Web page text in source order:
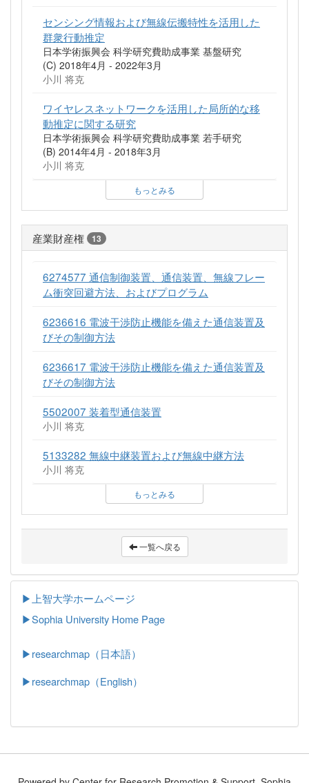
センシング情報および無線伝搬特性を活用した
群衆行動推定
日本学術振興会 科学研究費助成事業 基盤研究
(C) 2018年4月 - 2022年3月
小川 将克
ワイヤレスネットワークを活用した局所的な移
動推定に関する研究
日本学術振興会 科学研究費助成事業 若手研究
(B) 2014年4月 - 2018年3月
小川 将克
もっとみる
産業財産権 13
6274577 通信制御装置、通信装置、無線フレー
ム衝突回避方法、およびプログラム
6236616 電波干渉防止機能を備えた通信装置及
びその制御方法
6236617 電波干渉防止機能を備えた通信装置及
びその制御方法
5502007 装着型通信装置
小川 将克
5133282 無線中継装置および無線中継方法
小川 将克
もっとみる
一覧へ戻る
▶上智大学ホームページ
▶Sophia University Home Page
▶researchmap（日本語）
▶researchmap（English）